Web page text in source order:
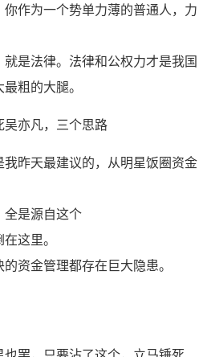
作为一个势单力薄的普通人，力
是法律。法律和公权力才是我国
粗的大腿。
吴亦凡，三个思路
我昨天最建议的，从明星饭圈资金
全是源自这个
这里。
资金管理都存在巨大隐患。